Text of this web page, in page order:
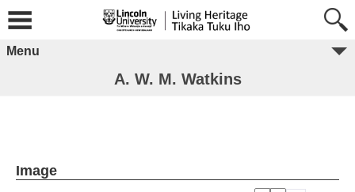
Menu
A. W. M. Watkins
Image